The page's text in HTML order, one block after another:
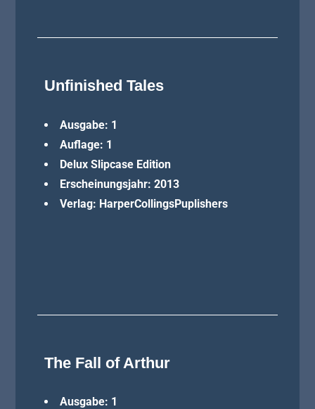
Unfinished Tales
Ausgabe: 1
Auflage: 1
Delux Slipcase Edition
Erscheinungsjahr: 2013
Verlag: HarperCollingsPuplishers
The Fall of Arthur
Ausgabe: 1